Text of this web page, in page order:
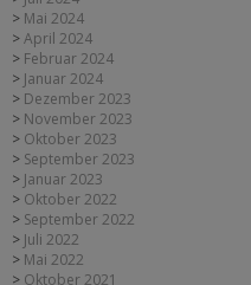
Mai 2024
April 2024
Februar 2024
Januar 2024
Dezember 2023
November 2023
Oktober 2023
September 2023
Januar 2023
Oktober 2022
September 2022
Juli 2022
Mai 2022
Oktober 2021